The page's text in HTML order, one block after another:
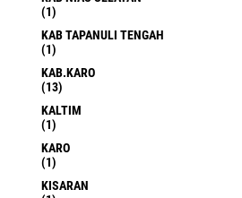
(1)
KAB TAPANULI TENGAH
(1)
KAB.KARO
(13)
KALTIM
(1)
KARO
(1)
KISARAN